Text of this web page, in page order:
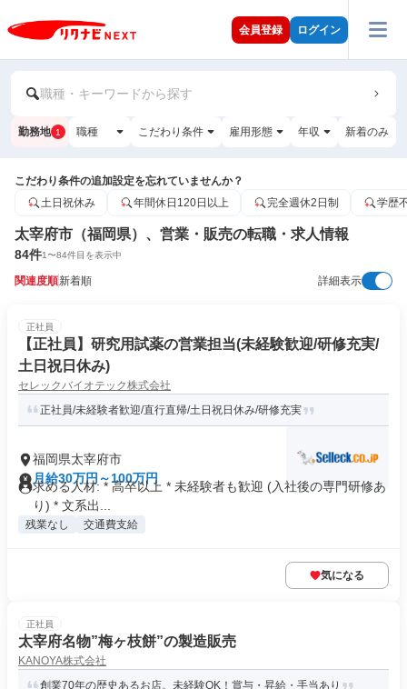
会員登録 ログイン
職種・キーワードから探す
勤務地 1 職種 こだわり条件 雇用形態 年収 新着のみ
こだわり条件の追加設定を忘れていませんか？
土日祝休み
年間休日120日以上 完全週休2日制 学歴
太宰府市（福岡県）、営業・販売の転職・求人情報
84件1〜84件目を表示中
関連度順新着順 詳細表示
正社員
【正社員】研究用試薬の営業担当(未経験歓迎/研修充実/
土日祝日休み)
セレックバイオテック株式会社
正社員/未経験者歓迎/直行直帰/土日祝日休み/研修充実
福岡県太宰府市
月給30万円～100万円
求める人材: * 高卒以上 * 未経験者も歓迎 (入社後の専門研修あ
り) * 文系出...
残業なし 交通費支給
気になる
正社員
太宰府名物”梅ヶ枝餅”の製造販売
KANOYA株式会社
創業70年の歴史あるお店。未経験OK！賞与・昇給・手当あり